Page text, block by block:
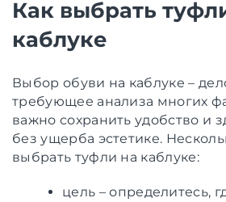
Как выбрать
каблуке
Выбор обуви на каблуке –
требующее анализа многих
важно сохранить удобство и
без ущерба эстетике.
выбрать туфли на каблуке:
цель – определитесь,